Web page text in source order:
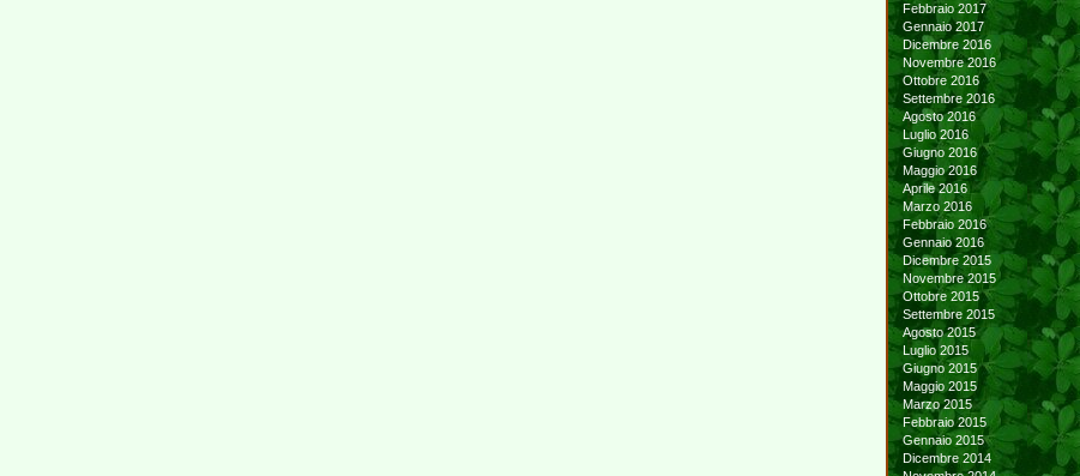
Febbraio 2017
Gennaio 2017
Dicembre 2016
Novembre 2016
Ottobre 2016
Settembre 2016
Agosto 2016
Luglio 2016
Giugno 2016
Maggio 2016
Aprile 2016
Marzo 2016
Febbraio 2016
Gennaio 2016
Dicembre 2015
Novembre 2015
Ottobre 2015
Settembre 2015
Agosto 2015
Luglio 2015
Giugno 2015
Maggio 2015
Marzo 2015
Febbraio 2015
Gennaio 2015
Dicembre 2014